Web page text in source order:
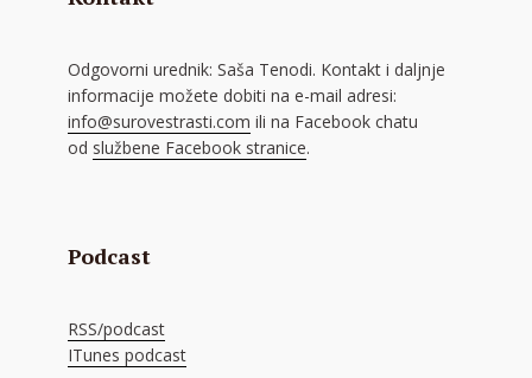
Odgovorni urednik: Saša Tenodi. Kontakt i daljnje
informacije možete dobiti na e-mail adresi:
info@surovestrasti.com ili na Facebook chatu
od službene Facebook stranice.
Podcast
RSS/podcast
ITunes podcast